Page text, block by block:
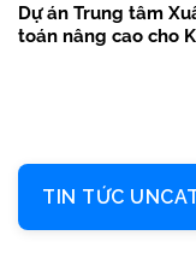
Dự án Trung tâm
toán nâng cao cho
TIN TỨC